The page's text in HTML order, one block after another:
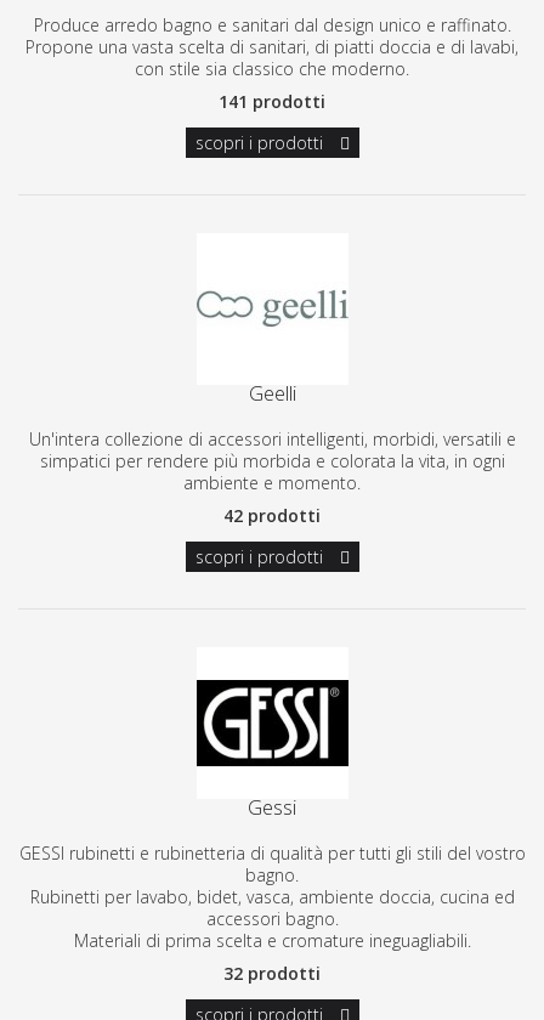
Produce arredo bagno e sanitari dal design unico e raffinato.
Propone una vasta scelta di sanitari, di piatti doccia e di lavabi,
con stile sia classico che moderno.
141 prodotti
scopri i prodotti
Geelli
Un'intera collezione di accessori intelligenti, morbidi, versatili e
simpatici per rendere più morbida e colorata la vita, in ogni
ambiente e momento.
42 prodotti
scopri i prodotti
Gessi
GESSI rubinetti e rubinetteria di qualità per tutti gli stili del vostro
bagno.
Rubinetti per lavabo, bidet, vasca, ambiente doccia, cucina ed
accessori bagno.
Materiali di prima scelta e cromature ineguagliabili.
32 prodotti
scopri i prodotti